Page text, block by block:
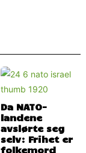
Da NATO-
landene
avslørte seg
selv: Frihet er
folkemord